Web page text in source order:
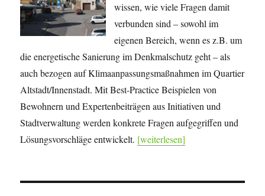
wissen, wie viele Fragen damit
verbunden sind – sowohl im
eigenen Bereich, wenn es z.B. um
die energetische Sanierung im Denkmalschutz geht – als
auch bezogen auf Klimaanpassungsmaßnahmen im Quartier
Altstadt/Innenstadt. Mit Best-Practice Beispielen von
Bewohnern und Expertenbeiträgen aus Initiativen und
Stadtverwaltung werden konkrete Fragen aufgegriffen und
Lösungsvorschläge entwickelt. [weiterlesen]